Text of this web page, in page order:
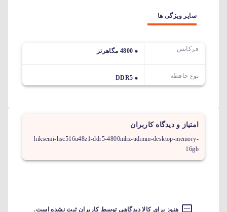
سایر ویژگی ها
فرکانس 4800 مگاهرتز
نوع حافظه DDR5
امتیاز و دیدگاه کاربران
hiksemi-hsc516u48z1-ddr5-4800mhz-udimm-desktop-memory-
16gb
هنوز برای کالا دیدگاهی توسط کاربران ثبت نشده است.